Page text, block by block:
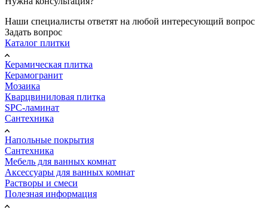
Наши специалисты ответят на любой интересующий вопрос
Задать вопрос
Каталог плитки
Керамическая плитка
Керамогранит
Мозаика
Кварцвиниловая плитка
SPC-ламинат
Сантехника
Напольные покрытия
Сантехника
Мебель для ванных комнат
Аксессуары для ванных комнат
Растворы и смеси
Полезная информация